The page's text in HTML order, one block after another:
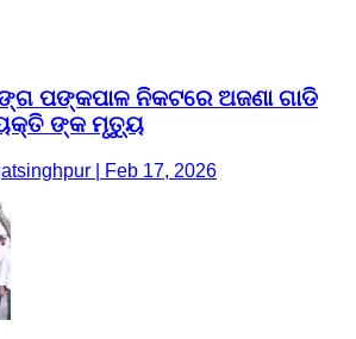
ପଙ୍କପାଳ ନିକଟରେ ଅଜଣା ଗାଡି
ଙ୍କ ମୃତ୍ୟୁ
| Feb 17, 2026